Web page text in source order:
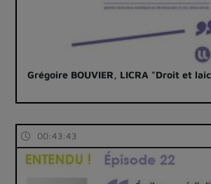
Grégoire BOUVIER, LICRA "Droit et
00:43:43